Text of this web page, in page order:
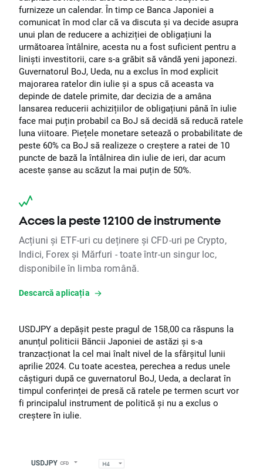
furnizeze un calendar. În timp ce Banca Japoniei a
comunicat în mod clar că va discuta și va decide asupra
unui plan de reducere a achiziției de obligațiuni la
următoarea întâlnire, acesta nu a fost suficient pentru a
liniști investitorii, care s-a grăbit să vândă yeni japonezi.
Guvernatorul BoJ, Ueda, nu a exclus în mod explicit
majorarea ratelor din iulie și a spus că aceasta va
depinde de datele primite, dar decizia de a amâna
lansarea reducerii achizițiilor de obligațiuni până în iulie
face mai puțin probabil ca BoJ să decidă să reducă ratele
luna viitoare. Piețele monetare setează o probabilitate de
peste 60% ca BoJ să realizeze o creștere a ratei de 10
puncte de bază la întâlnirea din iulie de ieri, dar acum
aceste șanse au scăzut la mai puțin de 50%.
Acces la peste 12100 de instrumente
Acțiuni și ETF-uri cu deținere și CFD-uri pe Crypto,
Indici, Forex și Mărfuri - toate într-un singur loc,
disponibile în limba română.
Descarcă aplicația
USDJPY a depășit peste pragul de 158,00 ca răspuns la
anunțul politicii Băncii Japoniei de astăzi și s-a
tranzacționat la cel mai înalt nivel de la sfârșitul lunii
aprilie 2024. Cu toate acestea, perechea a redus unele
câștiguri după ce guvernatorul BoJ, Ueda, a declarat în
timpul conferinței de presă că ratele pe termen scurt vor
fi principalul instrument de politică și nu a exclus o
creștere în iulie.